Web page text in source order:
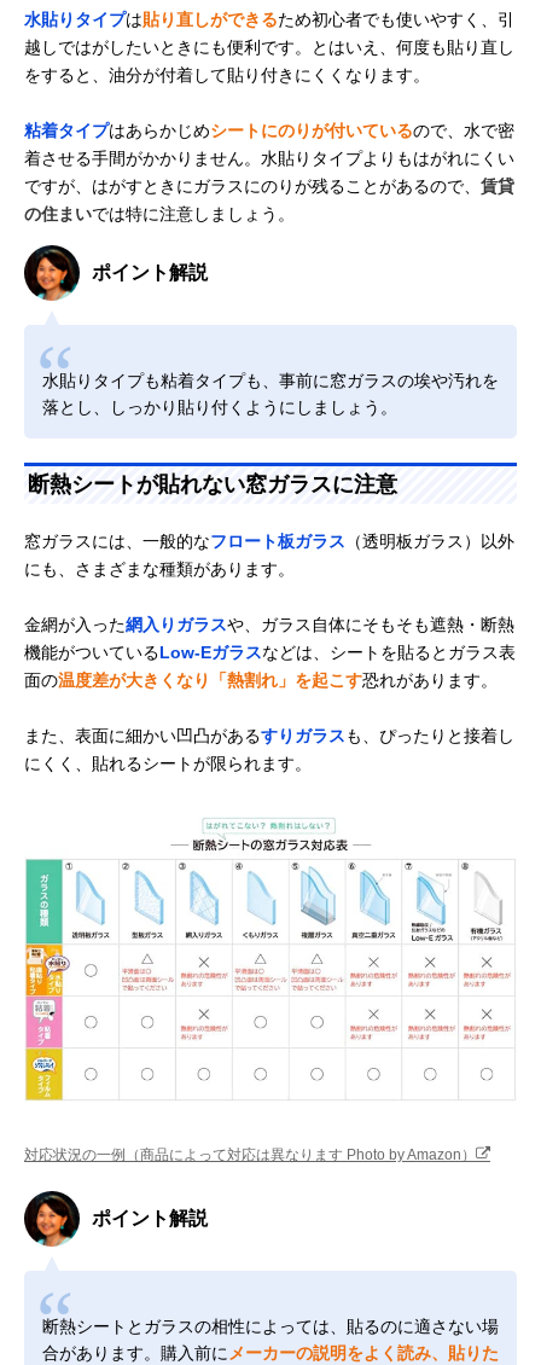
水貼りタイプは貼り直しができるため初心者でも使いやすく、引
越しではがしたいときにも便利です。とはいえ、何度も貼り直し
をすると、油分が付着して貼り付きにくくなります。
粘着タイプはあらかじめシートにのりが付いているので、水で密
着させる手間がかかりません。水貼りタイプよりもはがれにくい
ですが、はがすときにガラスにのりが残ることがあるので、 賃貸
の住まいでは特に注意しましょう。
ポイント解説
水貼りタイプも粘着タイプも、事前に窓ガラスの埃や汚れを
落とし、しっかり貼り付くようにしましょう。
断熱シートが貼れない窓ガラスに注意
窓ガラスには、一般的なフロート板ガラス （透明板ガラス）以外
にも、さまざまな種類があります。
金網が入った網入りガラスや、ガラス自体にそもそも遮熱・断熱
機能がついているLow-Eガラスなどは、シートを貼るとガラス表
面の温度差が大きくなり「熱割れ」を起こす恐れがあります。
また、表面に細かい凹凸があるすりガラスも、ぴったりと接着し
にくく、貼れるシートが限られます。
対応状況の一例（商品によって対応は異なります Photo by Amazon）
ポイント解説
断熱シートとガラスの相性によっては、貼るのに適さない場
合があります。購入前にメーカーの説明をよく読み、貼りた